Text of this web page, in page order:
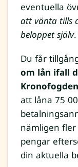
eventuella
att vänta tills
beloppet själv.
Du får
om lån ifall
att låna 75
nämligen
pengar
din aktuella